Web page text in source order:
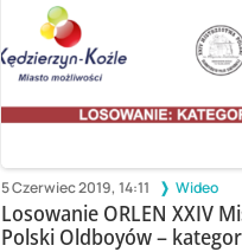
5 Czerwiec 2019, 14:11 Wideo
Losowanie ORLEN XXIV
Polski Oldboyów –